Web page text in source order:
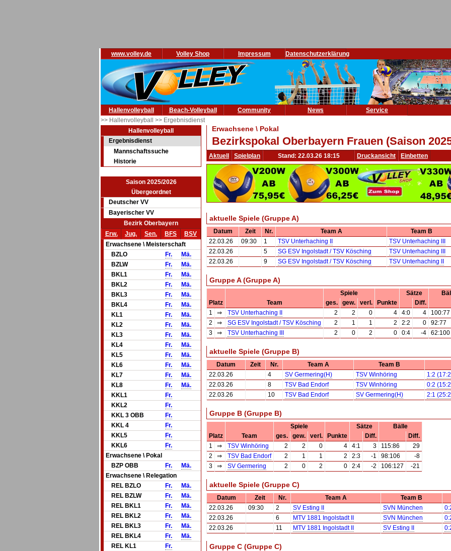
www.volley.de Volley Shop Impressum Datenschutzerklärung
Hallenvolleyball Beach-Volleyball Community News
Service
>> Hallenvolleyball >> Ergebnisdienst
Hallenvolleyball
Ergebnisdienst
Mannschaftssuche
Historie
Saison 2025/2026
Übergeordnet
Deutscher VV
Bayerischer VV
Bezirk Oberbayern
Erw.
Jug. Sen. BFS
BSV
Erwachsene \ Meisterschaft
BZLO
Fr.
Mä.
BZLW
Fr.
Mä.
BKL1
Fr.
Mä.
BKL2
Fr.
Mä.
BKL3
Fr.
Mä.
BKL4
Fr.
Mä.
KL1
Fr.
Mä.
KL2
Fr.
Mä.
KL3
Fr.
Mä.
KL4
Fr.
Mä.
KL5
Fr.
Mä.
KL6
Fr.
Mä.
KL7
Fr.
Mä.
KL8
Fr.
Mä.
KKL1
Fr.
KKL2
Fr.
KKL 3 OBB
Fr.
KKL 4
Fr.
KKL5
Fr.
KKL6
Fr.
Erwachsene \ Pokal
BZP OBB
Fr.
Mä.
Erwachsene \ Relegation
REL BZLO
Fr.
Mä.
REL BZLW
Fr.
Mä.
REL BKL1
Fr.
Mä.
REL BKL2
Fr.
Mä.
REL BKL3
Fr.
Mä.
REL BKL4
Fr.
Mä.
REL KL1
Fr.
Erwachsene \ Pokal
Bezirkspokal Oberbayern Frauen (Saison
Aktuell Spielplan Stand: 22.03.26 18:15 Druckansicht Einbetten
aktuelle Spiele (Gruppe A)
Datum Zeit Nr. Team A
Team B
22.03.26
09:30 1 TSV Unterhaching II
TSV Unterhaching III
22.03.26
5 SG ESV Ingolstadt / TSV Kösching
TSV Unterhaching III
22.03.26
9 SG ESV Ingolstadt / TSV Kösching TSV Unterhaching II
Gruppe A (Gruppe A)
Spiele Sätze
Platz
Team ges. gew. verl. Punkte
Diff.
1
⇒ TSV Unterhaching II 2 2 0 4 4:0 4
100:77
2
⇒ SG ESV Ingolstadt / TSV Kösching 2 1 1 2 2:2 0
92:77
3
⇒ TSV Unterhaching III 2 0 2 0 0:4 -4 62:100
aktuelle Spiele (Gruppe B)
Datum Zeit Nr. Team A
Team B
22.03.26
4 SV Germering(H) TSV Winhöring
1:2
22.03.26
8 TSV Bad Endorf TSV Winhöring
0:2
22.03.26
10 TSV Bad Endorf SV Germering(H) 2:1
Gruppe B (Gruppe B)
Spiele Sätze
Bälle
Platz
Team ges. gew. verl. Punkte Diff.
Diff.
1
⇒ TSV Winhöring 2 2 0 4 4:1 3 115:86
29
2
⇒ TSV Bad Endorf 2 1 1 2 2:3 -1 98:106
-8
3
⇒ SV Germering 2 0 2 0 2:4 -2 106:127 -21
aktuelle Spiele (Gruppe C)
Datum Zeit Nr. Team A
Team B
22.03.26
09:30 2 SV Esting II SVN München
22.03.26
6 MTV 1881 Ingolstadt II SVN München
22.03.26
11 MTV 1881 Ingolstadt II SV Esting II
Gruppe C (Gruppe C)